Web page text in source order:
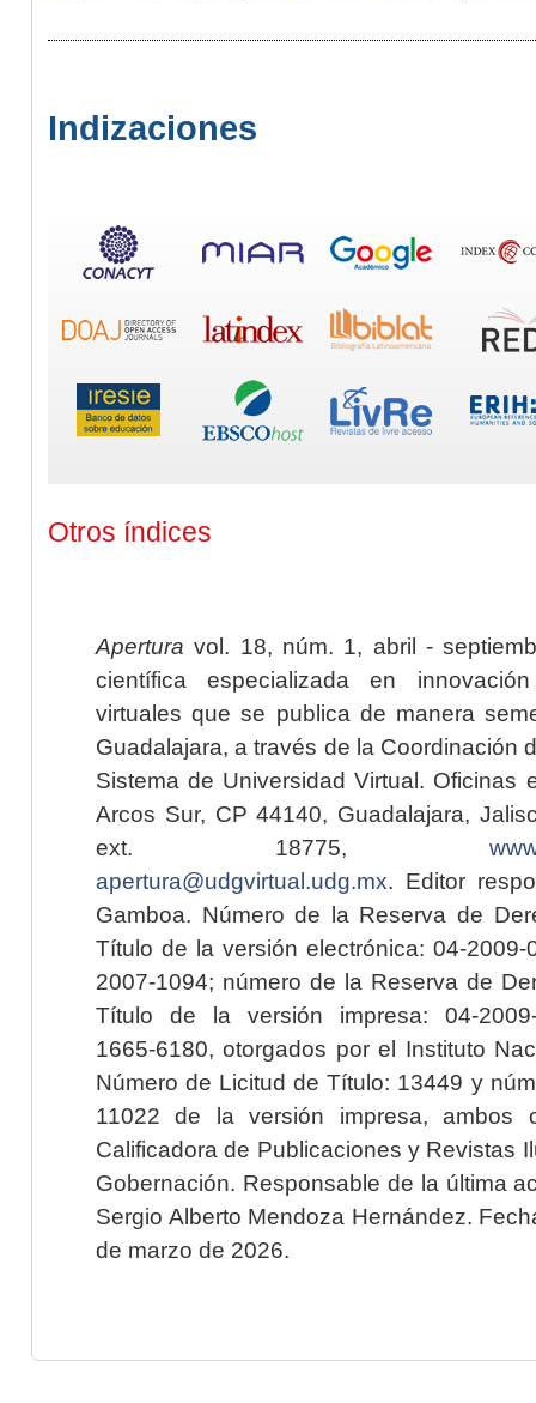
Indizaciones
Otros índices
Apertura vol. 18, núm. 1, abril -
científica especializada en
virtuales que se publica de manera
Guadalajara, a través de la Coordinación
Sistema de Universidad Virtual. Oficinas
Arcos Sur, CP 44140, Guadalajara,
ext. 18775,
apertura@udgvirtual.udg.mx. Editor
Gamboa. Número de la Reserva de
Título de la versión electrónica: 04-2009-
2007-1094; número de la Reserva de
Título de la versión impresa: 04-2009-
1665-6180, otorgados por el Instituto
Número de Licitud de Título: 13449 y
11022 de la versión impresa, ambos
Calificadora de Publicaciones y Revistas
Gobernación. Responsable de la última
Sergio Alberto Mendoza Hernández.
de marzo de 2026.